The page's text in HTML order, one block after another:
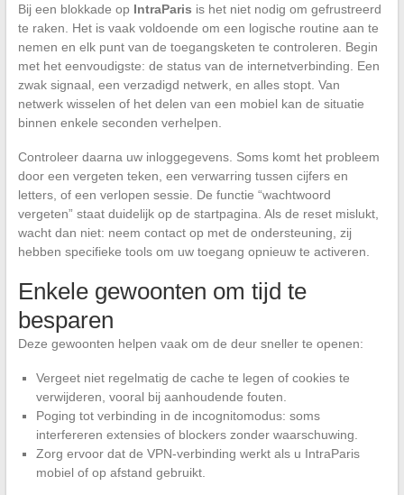
Bij een blokkade op IntraParis is het niet nodig om gefrustreerd
te raken. Het is vaak voldoende om een logische routine aan te
nemen en elk punt van de toegangsketen te controleren. Begin
met het eenvoudigste: de status van de internetverbinding. Een
zwak signaal, een verzadigd netwerk, en alles stopt. Van
netwerk wisselen of het delen van een mobiel kan de situatie
binnen enkele seconden verhelpen.
Controleer daarna uw inloggegevens. Soms komt het probleem
door een vergeten teken, een verwarring tussen cijfers en
letters, of een verlopen sessie. De functie “wachtwoord
vergeten” staat duidelijk op de startpagina. Als de reset mislukt,
wacht dan niet: neem contact op met de ondersteuning, zij
hebben specifieke tools om uw toegang opnieuw te activeren.
Enkele gewoonten om tijd te
besparen
Deze gewoonten helpen vaak om de deur sneller te openen:
Vergeet niet regelmatig de cache te legen of cookies te
verwijderen, vooral bij aanhoudende fouten.
Poging tot verbinding in de incognitomodus: soms
interfereren extensies of blockers zonder waarschuwing.
Zorg ervoor dat de VPN-verbinding werkt als u IntraParis
mobiel of op afstand gebruikt.